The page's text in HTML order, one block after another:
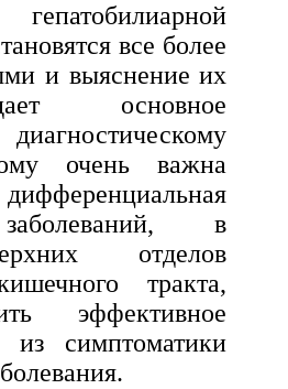
и
в
труда.
труда
все более
и выяснение их
основное
очень важна
в
отделов
тракта,
эффективное
из симптоматики